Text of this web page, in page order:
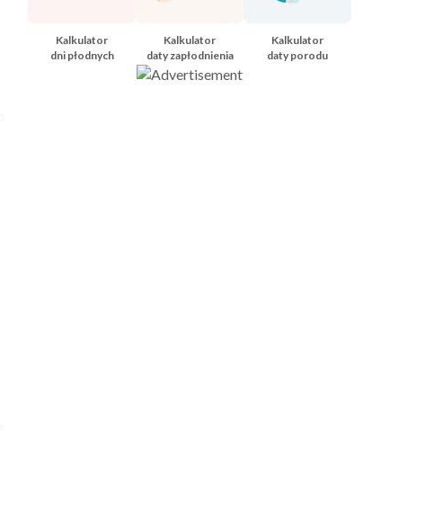
Kalkulator
dni płodnych
Kalkulator
daty zapłodnienia
Kalkulator
daty porodu